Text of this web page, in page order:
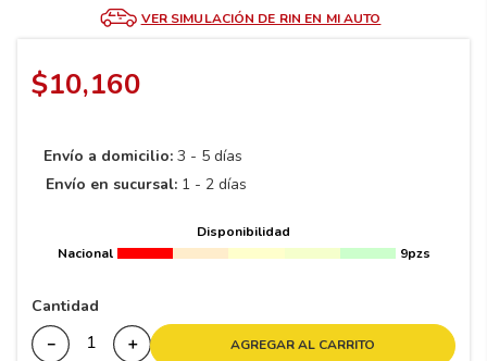
VER SIMULACIÓN DE RIN EN MI AUTO
$10,160
Envío a domicilio: 3 - 5 días
Envío en sucursal: 1 - 2 días
Disponibilidad
Nacional
9pzs
Cantidad
＋
－ AGREGAR AL CARRITO
10